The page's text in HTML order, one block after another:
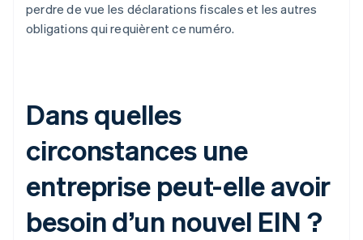
perdre de vue les déclarations fiscales et les autres
obligations qui requièrent ce numéro.
Dans quelles
circonstances une
entreprise peut-elle avoir
besoin d’un nouvel EIN ?